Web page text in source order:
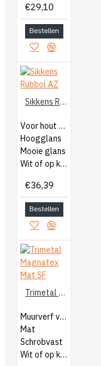
€29,10
Bestellen
Sikkens Rubbol AZ
Voor hout buiten
Hoogglans
Mooie glans
Wit of op kleur gemengd
€36,39
Bestellen
Trimetal Magnatex Mat SF
Muurverf voor binnen
Mat
Schrobvast
Wit of op kleur gemengd